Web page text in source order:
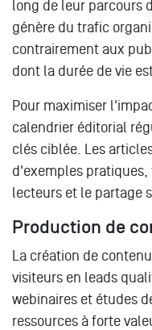
long de leur parcours
génère du trafic
contrairement aux
dont la durée de vie
Pour maximiser
calendrier éditorial
clés ciblée. Les
d'exemples
lecteurs et le partage
Production de
La création de
visiteurs en leads
webinaires et études
ressources à forte